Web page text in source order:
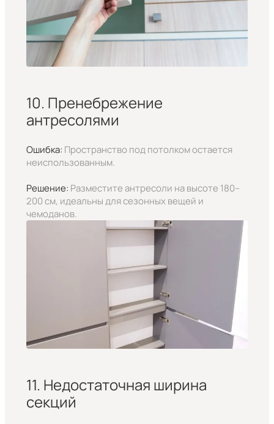
10. Пренебрежение
антресолями
Ошибка: Пространство под потолком остается
неиспользованным.
Решение: Разместите антресоли на высоте 180–
200 см, идеальны для сезонных вещей и
чемоданов.
11. Недостаточная ширина
секций